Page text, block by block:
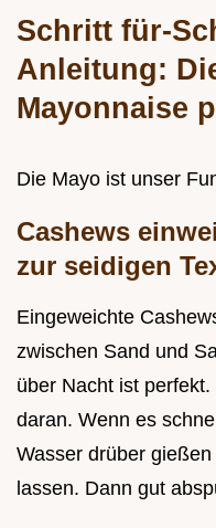
Schritt für-
Anleitung:
Mayonnaise
Die Mayo ist unser
Cashews
zur seidigen
Eingeweichte
zwischen Sand und
über Nacht ist
daran. Wenn es
Wasser drüber
lassen. Dann gut